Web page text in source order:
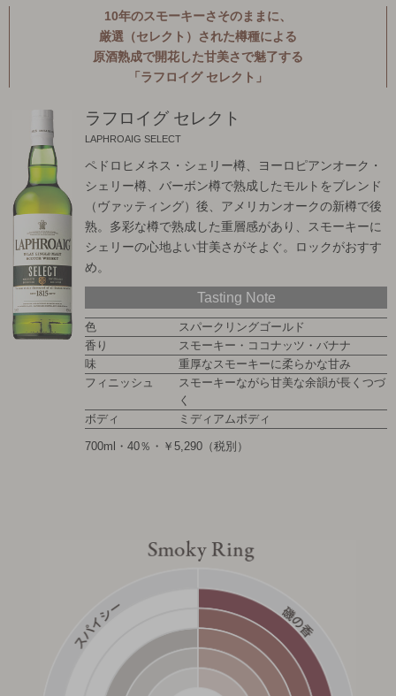
10年のスモーキーさそのままに、
厳選（セレクト）された樽種による
原酒熟成で開花した甘美さで魅了する
「ラフロイグ セレクト」
ラフロイグ セレクト
LAPHROAIG SELECT
ペドロヒメネス・シェリー樽、ヨーロピアンオーク・
シェリー樽、バーボン樽で熟成したモルトをブレンド
（ヴァッティング）後、アメリカンオークの新樽で後
熟。多彩な樽で熟成した重層感があり、スモーキーに
シェリーの心地よい甘美さがそよぐ。ロックがおすす
め。
Tasting Note
色
スパークリングゴールド
香り
スモーキー・ココナッツ・バナナ
味
重厚なスモーキーに柔らかな甘み
フィニッシュ
スモーキーながら甘美な余韻が長くつづ
く
ボディ
ミディアムボディ
700ml・40％・￥5,290（税別）